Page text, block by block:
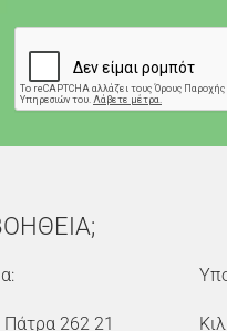
Πάτρα 262 21